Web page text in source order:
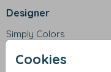
Cookies
- Binnenvakje met rits
- Met voorvakje,
verstelbare
- Niet geschikt voor de
Designer
Simply Colors
Collectie